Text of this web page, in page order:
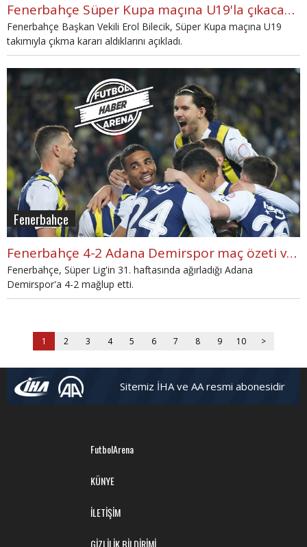
Fenerbahçe Süper Kupa maçına U19'la çıkacaklarını açıkladı
Fenerbahçe Başkan Vekili Erol Bilecik, Süper Kupa maçına U19
takımıyla çıkma kararı aldıklarını açıkladı.
Fenerbahçe
Fenerbahçe 4-2 Adana Demirspor maç özeti ve golleri (İZLE)
Fenerbahçe, Süper Lig'in 31. haftasında ağırladığı Adana
Demirspor'a 4-2 mağlup etti.
1 2 3 4 5 6 7 8 9 10 >
Sitemiz İHA ve AA resmi abonesidir
FutbolArena
KÜNYE
İLETİŞİM
GİZLİLİK BİLDİRİMİ